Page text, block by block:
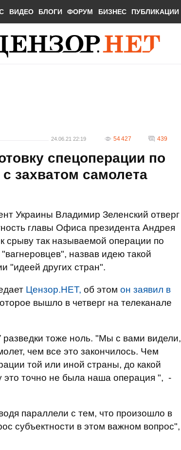
ВИДЕО БЛОГИ ФОРУМ БИЗНЕС ПУБЛИКАЦИИ
24.06.21 22:19 54 427 439
спецоперации по
захватом самолета
Украины Владимир Зеленский отверг
главы Офиса президента Андрея
срыву так называемой операции по
"вагнеровцев", назвав идею такой
"идеей других стран".
Цензор.НЕТ, об этом он заявил в
вышло в четверг на телеканале
тоже ноль. "Мы с вами видели,
чем все это закончилось. Чем
той или иной страны, до какой
это точно не была наша операция ", -
параллели с тем, что произошло в
субъектности в этом важном вопрос",